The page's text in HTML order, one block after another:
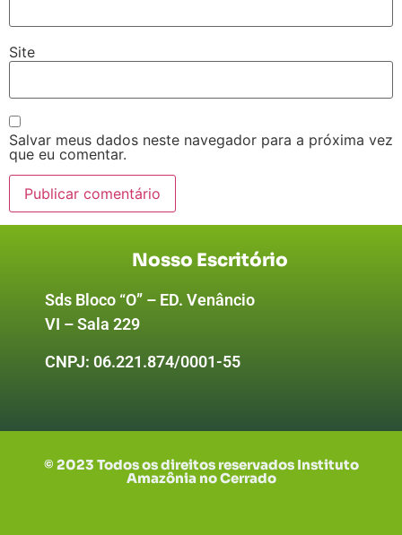
Site
Salvar meus dados neste navegador para a próxima vez
que eu comentar.
Nosso Escritório
Sds Bloco “O” – ED. Venâncio
VI – Sala 229
CNPJ: 06.221.874/0001-55
© 2023 Todos os direitos reservados Instituto
Amazônia no Cerrado